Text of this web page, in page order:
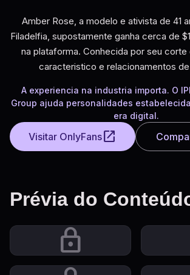
Amber Rose, a modelo e ativista de 41
Filadelfia, supostamente ganha cerca de
na plataforma. Conhecida por seu
caracteristico e relacionamentos
A experiencia na industria importa. O
Group ajuda personalidades
era digital.
Visitar OnlyFansopen_in_new
Prévia do
lock